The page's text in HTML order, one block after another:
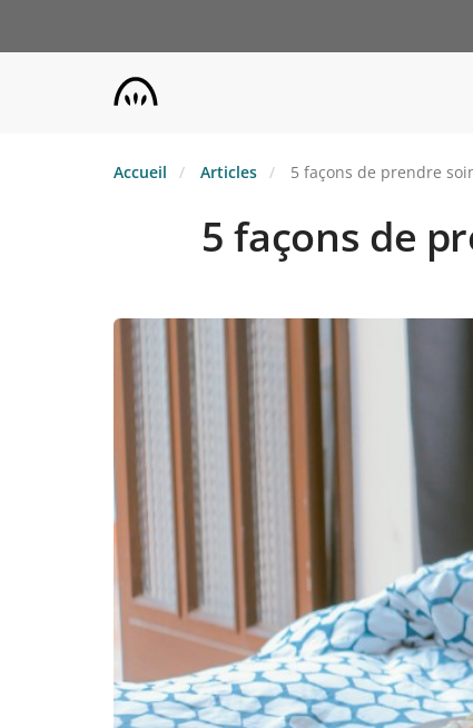
Accueil Articles 5 façons de prendre
5 façons de